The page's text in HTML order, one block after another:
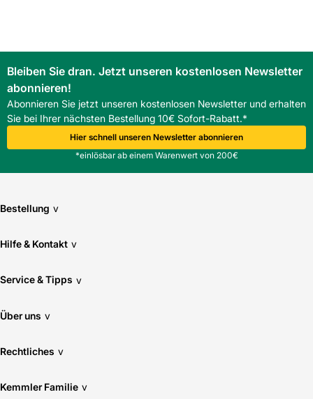
geeignet. Vor Bestellung sollte die
Blendrahmenkonfiguration geprüft werden.
Welche Wartungsmaßnahmen sind für den Roto ZRO
Außenrollladen E - m. Motor empfohlen?
Regelmäßige Sichtprüfungen und Funktionsprüfungen des
ROTO Sortiment stammen.
Bleiben Sie dran. Jetzt unseren kostenlosen Newsletter
abonnieren!
Abonnieren Sie jetzt unseren kostenlosen Newsletter und erhalten
Sie bei Ihrer nächsten Bestellung 10€ Sofort-Rabatt.*
Hier schnell unseren Newsletter abonnieren
*einlösbar ab einem Warenwert von 200€
Bestellung v
Hilfe & Kontakt v
Service & Tipps v
Über uns v
Rechtliches v
Kemmler Familie v